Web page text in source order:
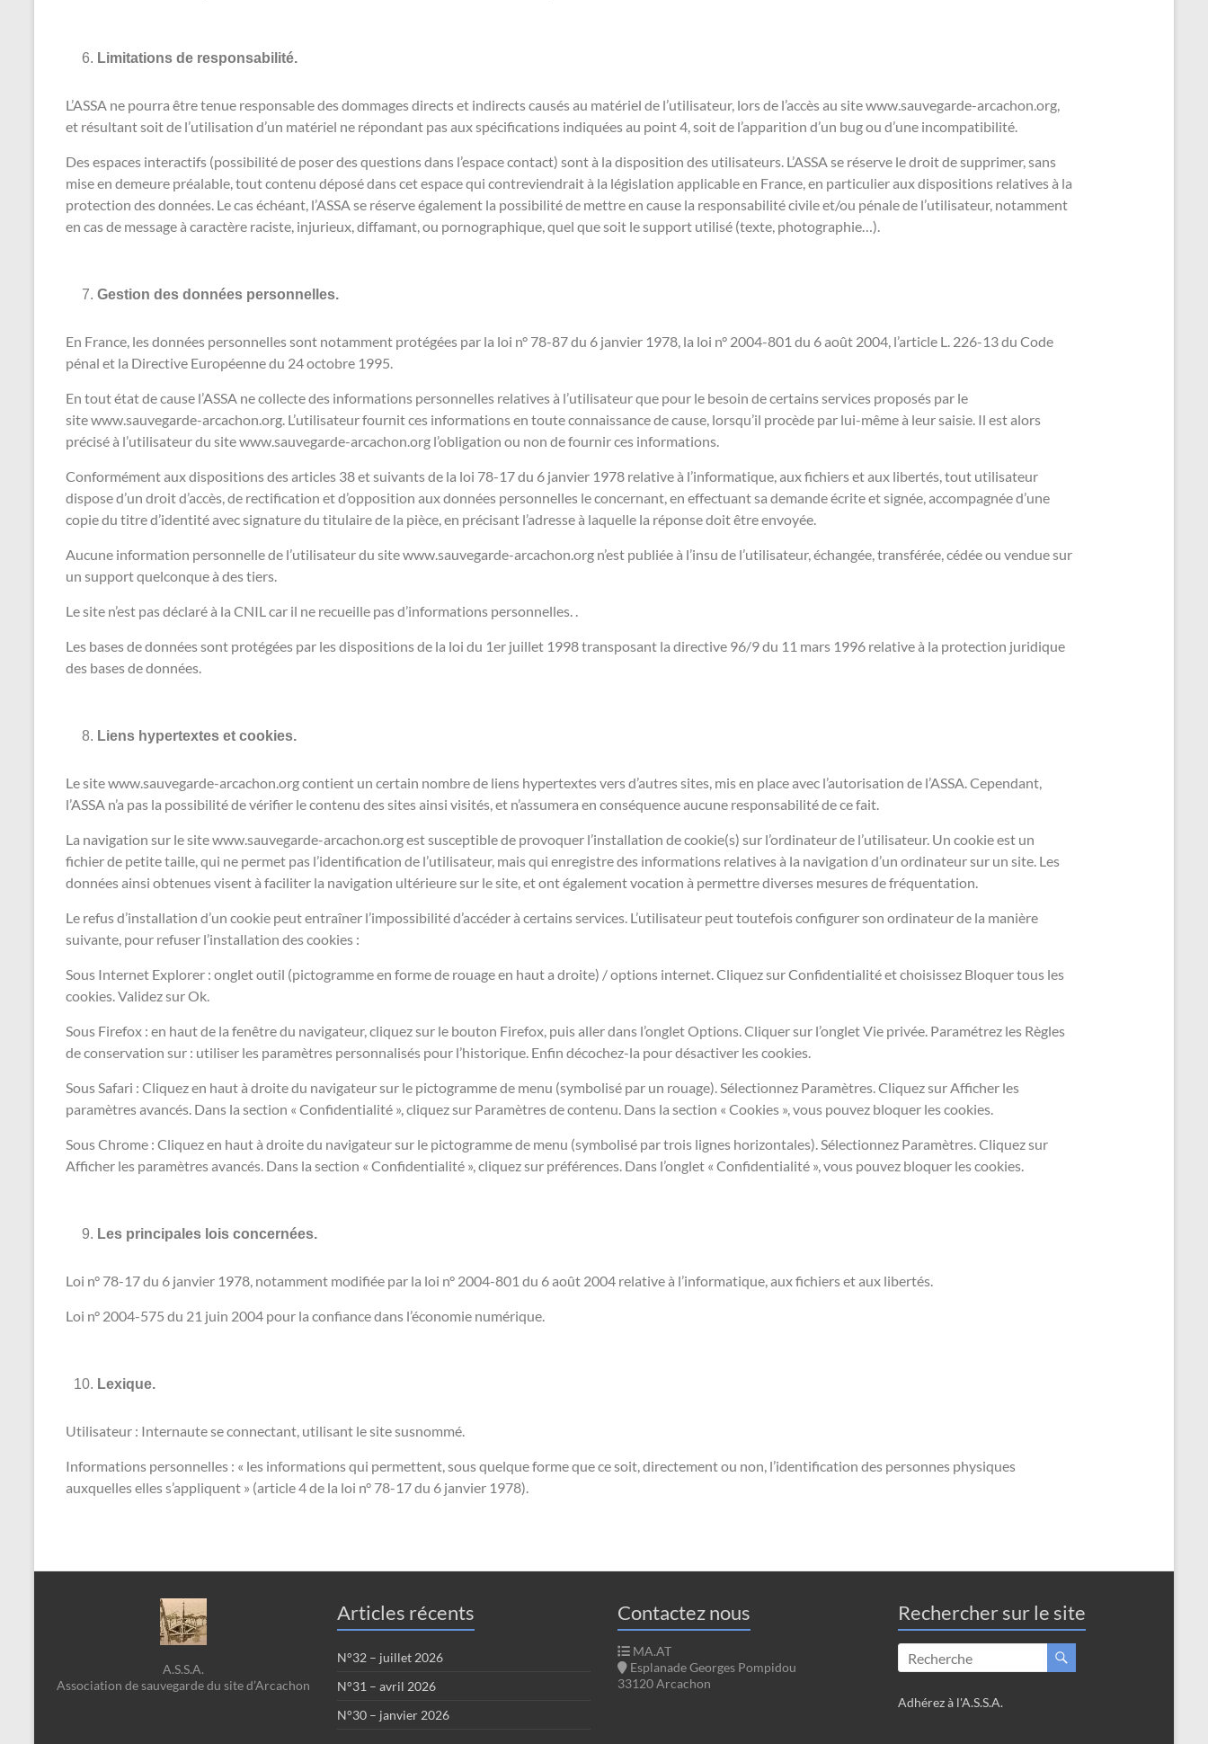
Limitations de responsabilité.
L’ASSA ne pourra être tenue responsable des dommages directs et indirects causés au matériel de l’utilisateur, lors de l’accès au site www.sauvegarde-arcachon.org,
et résultant soit de l’utilisation d’un matériel ne répondant pas aux spécifications indiquées au point 4, soit de l’apparition d’un bug ou d’une incompatibilité.
Des espaces interactifs (possibilité de poser des questions dans l’espace contact) sont à la disposition des utilisateurs. L’ASSA se réserve le droit de supprimer, sans
mise en demeure préalable, tout contenu déposé dans cet espace qui contreviendrait à la législation applicable en France, en particulier aux dispositions relatives à la
protection des données. Le cas échéant, l’ASSA se réserve également la possibilité de mettre en cause la responsabilité civile et/ou pénale de l’utilisateur, notamment
en cas de message à caractère raciste, injurieux, diffamant, ou pornographique, quel que soit le support utilisé (texte, photographie…).
Gestion des données personnelles.
En France, les données personnelles sont notamment protégées par la loi n° 78-87 du 6 janvier 1978, la loi n° 2004-801 du 6 août 2004, l’article L. 226-13 du Code
pénal et la Directive Européenne du 24 octobre 1995.
En tout état de cause l’ASSA ne collecte des informations personnelles relatives à l’utilisateur que pour le besoin de certains services proposés par le
site www.sauvegarde-arcachon.org. L’utilisateur fournit ces informations en toute connaissance de cause, lorsqu’il procède par lui-même à leur saisie. Il est alors
précisé à l’utilisateur du site www.sauvegarde-arcachon.org l’obligation ou non de fournir ces informations.
Conformément aux dispositions des articles 38 et suivants de la loi 78-17 du 6 janvier 1978 relative à l’informatique, aux fichiers et aux libertés, tout utilisateur
dispose d’un droit d’accès, de rectification et d’opposition aux données personnelles le concernant, en effectuant sa demande écrite et signée, accompagnée d’une
copie du titre d’identité avec signature du titulaire de la pièce, en précisant l’adresse à laquelle la réponse doit être envoyée.
Aucune information personnelle de l’utilisateur du site www.sauvegarde-arcachon.org n’est publiée à l’insu de l’utilisateur, échangée, transférée, cédée ou vendue sur
un support quelconque à des tiers.
Le site n’est pas déclaré à la CNIL car il ne recueille pas d’informations personnelles. .
Les bases de données sont protégées par les dispositions de la loi du 1er juillet 1998 transposant la directive 96/9 du 11 mars 1996 relative à la protection juridique
des bases de données.
Liens hypertextes et cookies.
Le site www.sauvegarde-arcachon.org contient un certain nombre de liens hypertextes vers d’autres sites, mis en place avec l’autorisation de l’ASSA. Cependant,
l’ASSA n’a pas la possibilité de vérifier le contenu des sites ainsi visités, et n’assumera en conséquence aucune responsabilité de ce fait.
La navigation sur le site www.sauvegarde-arcachon.org est susceptible de provoquer l’installation de cookie(s) sur l’ordinateur de l’utilisateur. Un cookie est un
fichier de petite taille, qui ne permet pas l’identification de l’utilisateur, mais qui enregistre des informations relatives à la navigation d’un ordinateur sur un site. Les
données ainsi obtenues visent à faciliter la navigation ultérieure sur le site, et ont également vocation à permettre diverses mesures de fréquentation.
Le refus d’installation d’un cookie peut entraîner l’impossibilité d’accéder à certains services. L’utilisateur peut toutefois configurer son ordinateur de la manière
suivante, pour refuser l’installation des cookies :
Sous Internet Explorer : onglet outil (pictogramme en forme de rouage en haut a droite) / options internet. Cliquez sur Confidentialité et choisissez Bloquer tous les
cookies. Validez sur Ok.
Sous Firefox : en haut de la fenêtre du navigateur, cliquez sur le bouton Firefox, puis aller dans l’onglet Options. Cliquer sur l’onglet Vie privée. Paramétrez les Règles
de conservation sur : utiliser les paramètres personnalisés pour l’historique. Enfin décochez-la pour désactiver les cookies.
Sous Safari : Cliquez en haut à droite du navigateur sur le pictogramme de menu (symbolisé par un rouage). Sélectionnez Paramètres. Cliquez sur Afficher les
paramètres avancés. Dans la section « Confidentialité », cliquez sur Paramètres de contenu. Dans la section « Cookies », vous pouvez bloquer les cookies.
Sous Chrome : Cliquez en haut à droite du navigateur sur le pictogramme de menu (symbolisé par trois lignes horizontales). Sélectionnez Paramètres. Cliquez sur
Afficher les paramètres avancés. Dans la section « Confidentialité », cliquez sur préférences. Dans l’onglet « Confidentialité », vous pouvez bloquer les cookies.
Les principales lois concernées.
Loi n° 78-17 du 6 janvier 1978, notamment modifiée par la loi n° 2004-801 du 6 août 2004 relative à l’informatique, aux fichiers et aux libertés.
Loi n° 2004-575 du 21 juin 2004 pour la confiance dans l’économie numérique.
Lexique.
Utilisateur : Internaute se connectant, utilisant le site susnommé.
Informations personnelles : « les informations qui permettent, sous quelque forme que ce soit, directement ou non, l’identification des personnes physiques
auxquelles elles s’appliquent » (article 4 de la loi n° 78-17 du 6 janvier 1978).
A.S.S.A.
Association de sauvegarde du site d’Arcachon
Articles récents
N°32 – juillet 2026
N°31 – avril 2026
N°30 – janvier 2026
Contactez nous
MA.AT
Esplanade Georges Pompidou
33120 Arcachon
Rechercher sur le site
Adhérez à l'A.S.S.A.